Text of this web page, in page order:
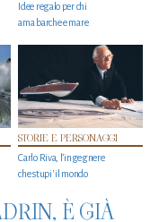
Idee regalo per chi
ama barche e mare
STORIE E PERSONAGGI
Carlo Riva, l’ingegnere
che stupi' il mondo
È GIÀ